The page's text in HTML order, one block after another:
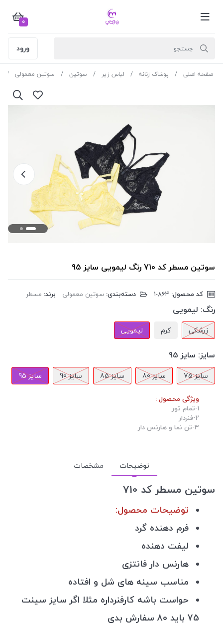
0
ورود
صفحه اصلی پوشاک زنانه لباس زیر سوتین سوتین معمولی
سوتین مسطر کد 710 رنگ لیمویی سایز 95
کد محصول: دسته‌بندی: سوتین معمولی برند: مسطر
رنگ: لیمویی
زرشکی کرم لیمویی
سایز: سایز 95
سایز 75 سایز 80 سایز 85 سایز 90 سایز 95
ویژگی محصول :
1-تمام تور
2-فنردار
3-تن نما و هارنس دار
توضیحات مشخصات
سوتین مسطر کد 710
توضیحات محصول:
فرم دهنده گرد
لیفت دهنده
هارنس دار فانتزی
مناسب سینه های شل و افتاده
حواست باشه کارفنرداره مثلا اگر سایز سینت
75 باید 80 سفارش بدی